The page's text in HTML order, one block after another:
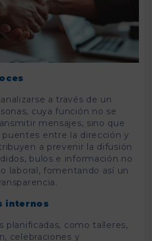
a través de un
cuya función no se
mensajes, sino que
entre la dirección y
a prevenir la difusión
bulos e información no
laboral, fomentando así un
internos
planificadas, como talleres,
celebraciones y